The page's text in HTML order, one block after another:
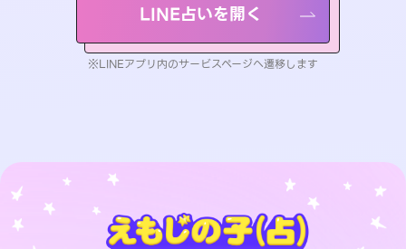
LINE占いを開く
※LINEアプリ内のサービスページへ遷移します